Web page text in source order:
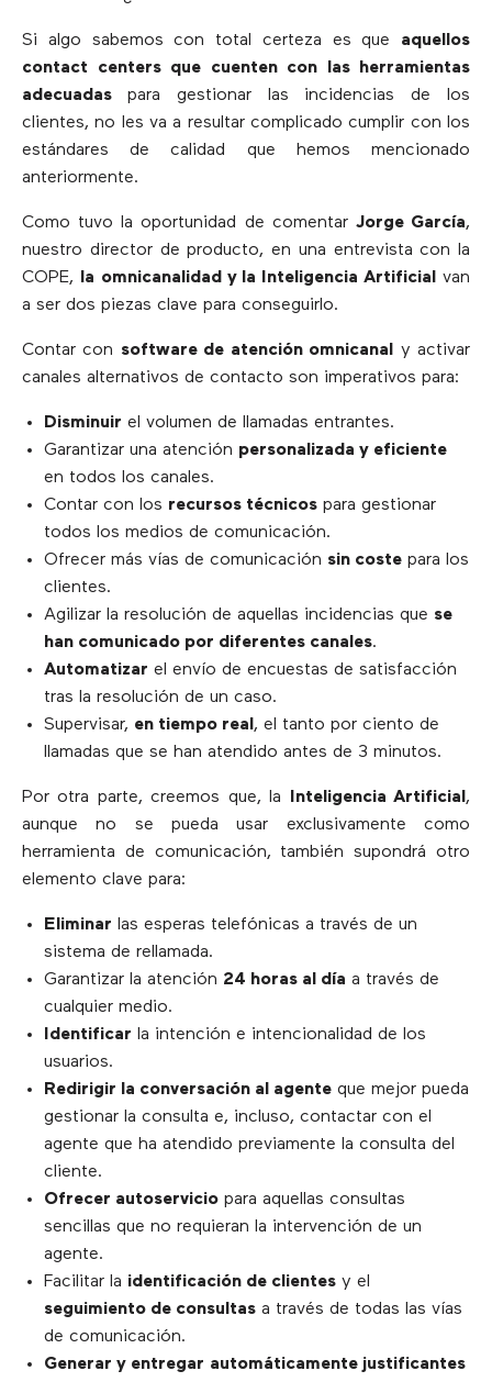
Si algo sabemos con total certeza es que aquellos
contact centers que cuenten con las herramientas
adecuadas para gestionar las incidencias de los
clientes, no les va a resultar complicado cumplir con los
estándares de calidad que hemos mencionado
anteriormente.
Como tuvo la oportunidad de comentar Jorge García,
nuestro director de producto, en una entrevista con la
COPE, la omnicanalidad y la Inteligencia Artificial van
a ser dos piezas clave para conseguirlo.
Contar con software de atención omnicanal y activar
canales alternativos de contacto son imperativos para:
Disminuir el volumen de llamadas entrantes.
Garantizar una atención personalizada y eficiente
en todos los canales.
Contar con los recursos técnicos para gestionar
todos los medios de comunicación.
Ofrecer más vías de comunicación sin coste para los
clientes.
Agilizar la resolución de aquellas incidencias que se
han comunicado por diferentes canales.
Automatizar el envío de encuestas de satisfacción
tras la resolución de un caso.
Supervisar, en tiempo real, el tanto por ciento de
llamadas que se han atendido antes de 3 minutos.
Por otra parte, creemos que, la Inteligencia Artificial,
aunque no se pueda usar exclusivamente como
herramienta de comunicación, también supondrá otro
elemento clave para:
Eliminar las esperas telefónicas a través de un
sistema de rellamada.
Garantizar la atención 24 horas al día a través de
cualquier medio.
Identificar la intención e intencionalidad de los
usuarios.
Redirigir la conversación al agente que mejor pueda
gestionar la consulta e, incluso, contactar con el
agente que ha atendido previamente la consulta del
cliente.
Ofrecer autoservicio para aquellas consultas
sencillas que no requieran la intervención de un
agente.
Facilitar la identificación de clientes y el
seguimiento de consultas a través de todas las vías
de comunicación.
Generar y entregar automáticamente justificantes